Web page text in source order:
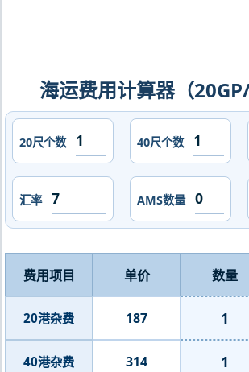
海运费用计算器（20GP/
20尺个数 40尺个数
汇率 AMS数量
费用项目 单价 数量
20港杂费 187 1
40港杂费 314 1